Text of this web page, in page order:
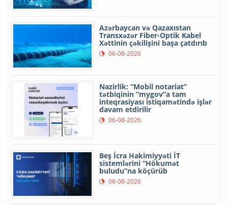
Azərbaycan və Qazaxıstan
Transxəzər Fiber-Optik Kabel
Xəttinin çəkilişini başa çatdırıb
06-08-2026
Nazirlik: “Mobil notariat”
tətbiqinin “mygov”a tam
inteqrasiyası istiqamətində işlər
davam etdirilir
06-08-2026
Beş İcra Hakimiyyəti İT
sistemlərini “Hökumət
buludu”na köçürüb
06-08-2026